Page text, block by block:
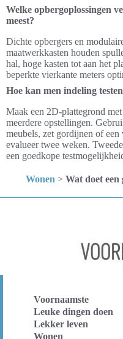
Welke opbergoplossingen
meest?
Dichte opbergers en
maatwerkkasten houden
hal, hoge kasten tot aan het
beperkte vierkante meters
Hoe kan men indeling
Maak een 2D-plattegrond
meerdere opstellingen.
meubels, zet gordijnen of
evalueer twee weken.
een goedkope
Wonen > Wat doet
Voornaamste
Leuke dingen doen
Lekker leven
Wonen